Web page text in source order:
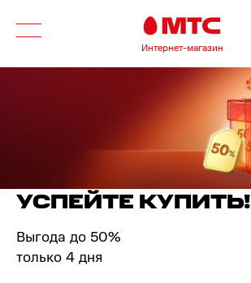
Интернет-магазин
УСПЕЙТЕ КУПИТЬ!
Выгода до 50%
только 4 дня